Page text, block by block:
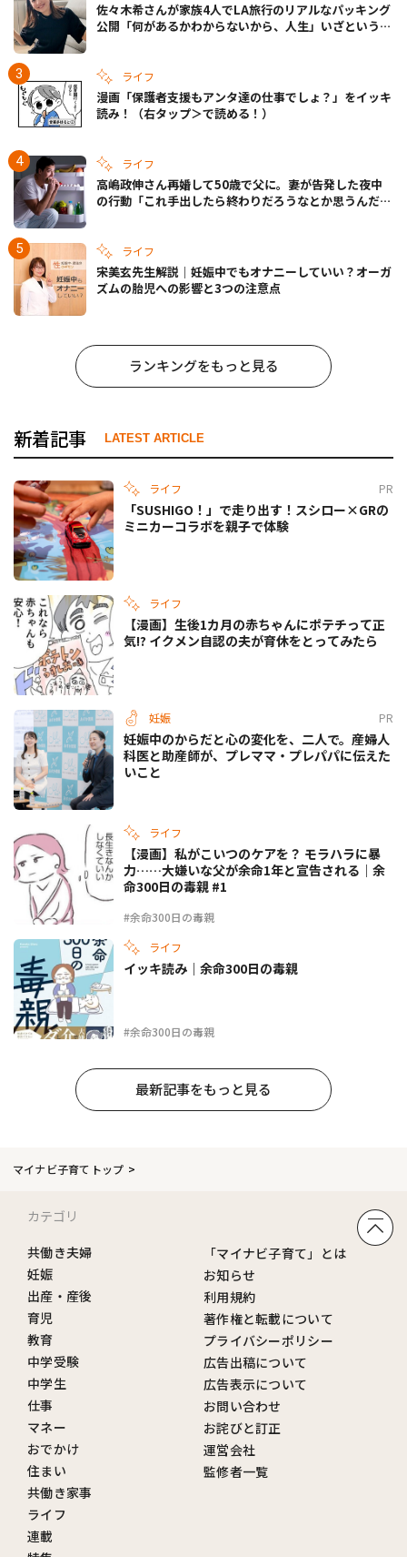
佐々木希さんが家族4人でLA旅行のリアルなパッキング
公開「何があるかわからないから、人生」いざというと
ライフ
漫画「保護者支援もアンタ達の仕事でしょ？」をイッキ
読み！（右タップ＞で読める！）
ライフ
高嶋政伸さん再婚して50歳で父に。妻が告発した夜中
の行動「これ手出したら終わりだろうなとか思うんだけ
ライフ
宋美玄先生解説｜妊娠中でもオナニーしていい？オーガ
ズムの胎児への影響と3つの注意点
ランキングをもっと見る
新着記事 LATEST ARTICLE
ライフ PR
「SUSHIGO！」で走り出す！スシロー×GRの
ミニカーコラボを親子で体験
ライフ
【漫画】生後1カ月の赤ちゃんにポテチって正
気!? イクメン自認の夫が育休をとってみたら
妊娠 PR
妊娠中のからだと心の変化を、二人で。産婦人
科医と助産師が、プレママ・プレパパに伝えた
いこと
ライフ
#余命300日の毒親
【漫画】私がこいつのケアを？ モラハラに暴
力……大嫌いな父が余命1年と宣告される｜余
命300日の毒親 #1
ライフ
#余命300日の毒親
イッキ読み｜余命300日の毒親
最新記事をもっと見る
マイナビ子育てトップ
カテゴリ
共働き夫婦
妊娠
出産・産後
育児
教育
中学受験
中学生
仕事
マネー
おでかけ
住まい
共働き家事
ライフ
連載
「マイナビ子育て」とは
お知らせ
利用規約
著作権と転載について
プライバシーポリシー
広告出稿について
広告表示について
お問い合わせ
お詫びと訂正
運営会社
監修者一覧